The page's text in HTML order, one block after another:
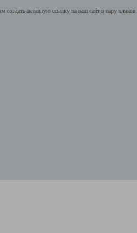
создать активную ссылку на ваш сайт в пару кликов.